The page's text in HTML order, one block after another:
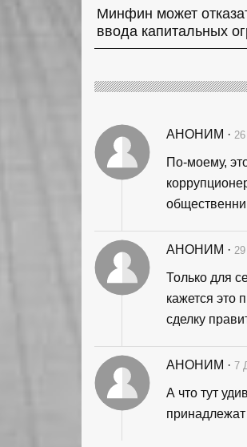
Минфин может
ввода капитальных
АНОНИМ ·
По-моему,
АНОНИМ ·
Только для
кажется это
сделку
АНОНИМ · 7
А что тут
принадлежат